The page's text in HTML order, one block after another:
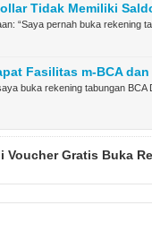
Tidak Memiliki
“Saya pernah buka rekening
Fasilitas m-BCA
buka rekening tabungan
Gratis Buka